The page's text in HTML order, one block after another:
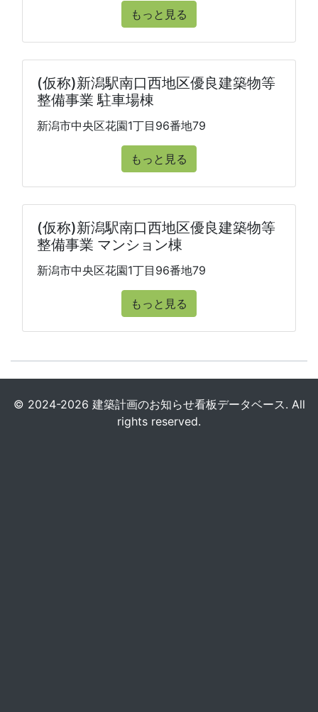
もっと見る
(仮称)新潟駅南口西地区優良建築物等
整備事業 駐車場棟
新潟市中央区花園1丁目96番地79
もっと見る
(仮称)新潟駅南口西地区優良建築物等
整備事業 マンション棟
新潟市中央区花園1丁目96番地79
もっと見る
© 2024-2026 建築計画のお知らせ看板データベース. All
rights reserved.